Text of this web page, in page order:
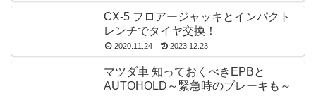
CX-5 フロアージャッキとインパクト
レンチでタイヤ交換！
2020.11.24 2023.12.23
マツダ車 知っておくべきEPBと
AUTOHOLD～緊急時のブレーキも～